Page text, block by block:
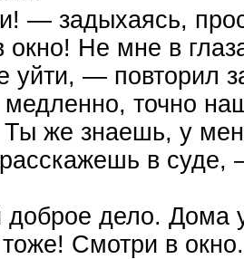
— задыхаясь,
окно! Не мне в
— повторил
медленно, точно
Ты же знаешь, у
в суде,
дело. Дома
Смотри в окно.